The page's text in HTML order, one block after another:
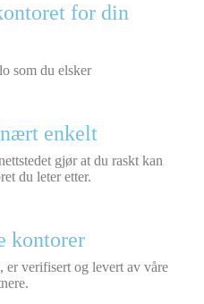
for din
som du elsker
enkelt
gjør at du raskt kan
du leter etter.
kontorer
verifisert og levert av våre